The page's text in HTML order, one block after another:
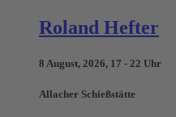
Roland Hefter
8 August, 2026, 17 - 22 Uhr
Allacher Schießstätte